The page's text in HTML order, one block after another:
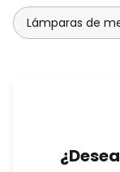
Lámparas de